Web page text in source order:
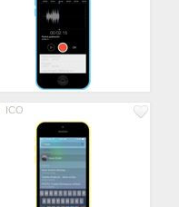
ICO